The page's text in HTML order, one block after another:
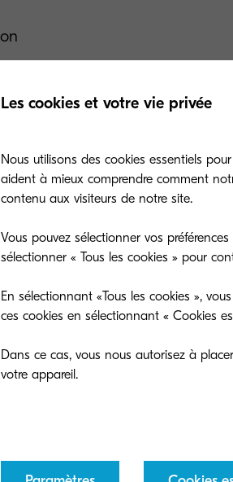
Du 27 février
Ce salon fut l’occasion de
Les cookies et votre vie privée
Nous utilisons des cookies essentiels
aident à mieux comprendre comment
contenu aux visiteurs de notre site.
Vous pouvez sélectionner vos
sélectionner « Tous les cookies » pour
En sélectionnant «Tous les cookies »,
ces cookies en sélectionnant « Cookies
Dans ce cas, vous nous autorisez à
votre appareil.